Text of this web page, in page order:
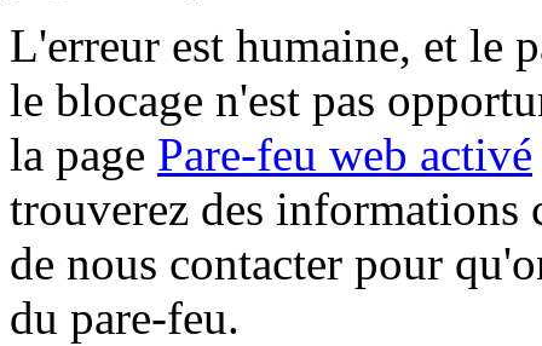
L'erreur est humaine, et le
le blocage n'est pas
la page Pare-feu web activé
trouverez des informations
de nous contacter pour
du pare-feu.